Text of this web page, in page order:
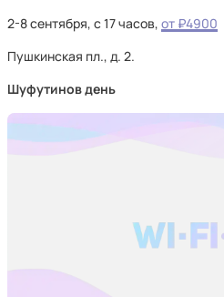
2-8 сентября, с 17 часов, от ₽4900
Пушкинская пл., д. 2.
Шуфутинов день